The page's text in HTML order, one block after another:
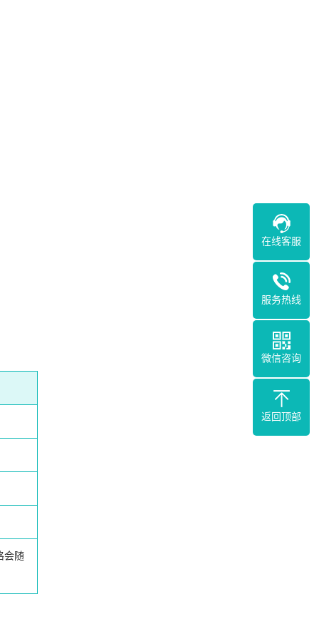
会随
在线客服
服务热线
微信咨询
返回顶部